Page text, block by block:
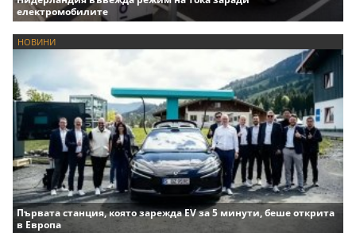
електромобилите
НОВИНИ
Първата станция, която зарежда EV за 5 минути, беше открита
в Европа